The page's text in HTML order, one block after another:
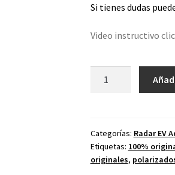
Si tienes dudas
Video instructivo clic
Oakley
Radar
EV
Categorías: Radar EV
Etiquetas: 100%
originales,